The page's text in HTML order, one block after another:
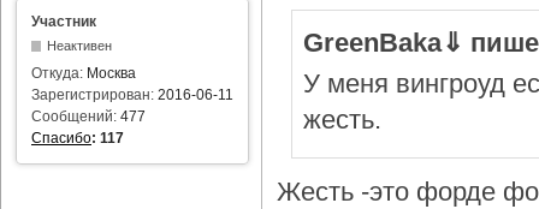
Участник
Неактивен
Откуда: Москва
Зарегистрирован: 2016-06-11
Сообщений: 477
Спасибо: 117
GreenBaka⇓
У меня вингроуд
жесть.
Жесть -это форде